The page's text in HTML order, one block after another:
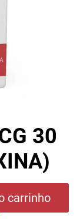
30
carrinho